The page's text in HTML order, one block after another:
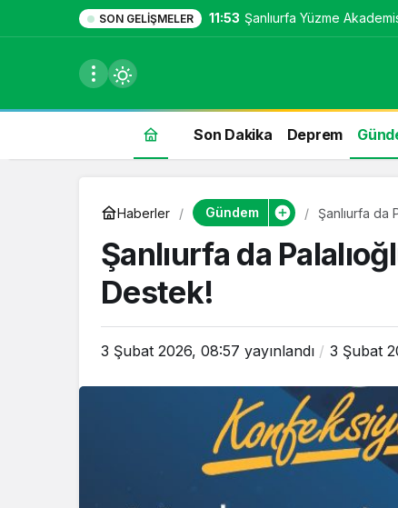
SON GELIŞMELER 11:53 Şanlıurfa Yüzme
Son Dakika Deprem
Haberler Gündem Şanlıurfa da
Şanlıurfa da
Destek!
3 Şubat 2026, 08:57 yayınlandı 3 Şubat